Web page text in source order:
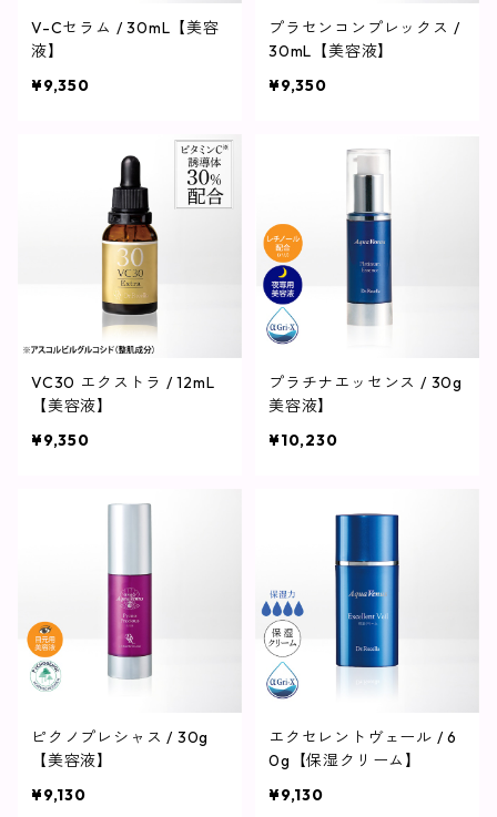
V-Cセラム / 30mL【美容
液】
¥9,350
プラセンコンプレックス /
30mL【美容液】
¥9,350
VC30 エクストラ / 12mL
【美容液】
¥9,350
プラチナエッセンス / 30g
美容液】
¥10,230
ピクノプレシャス / 30g
【美容液】
¥9,130
エクセレントヴェール / 6
0g【保湿クリーム】
¥9,130